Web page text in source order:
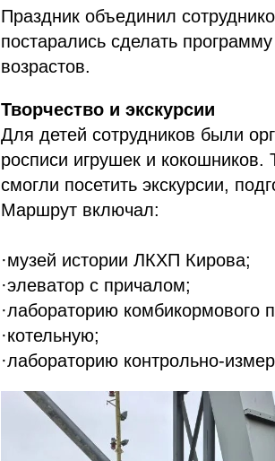
Праздник объединил
постарались сделать
возрастов.
Творчество и экскурсии
Для детей сотрудников были
росписи игрушек и
смогли посетить экскурсии,
Маршрут включал:
·музей истории ЛКХП Кирова;
·элеватор с причалом;
·лабораторию комбикормового
·котельную;
·лабораторию контрольно-